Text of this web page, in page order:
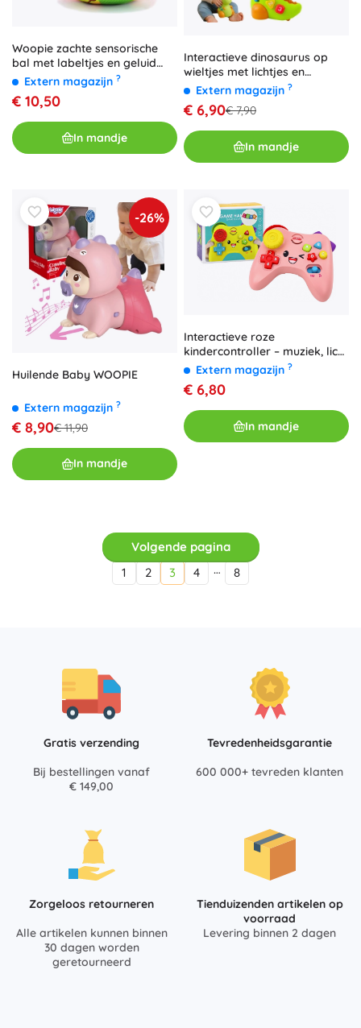
Woopie zachte sensorische
bal met labeltjes en geluid
voor baby’s
Extern magazijn ?
€ 10,50
In mandje
Interactieve dinosaurus op
wieltjes met lichtjes en
geluiden voor baby’s
Extern magazijn ?
€ 6,90€ 7,90
In mandje
-26%
Huilende Baby WOOPIE
Extern magazijn ?
€ 8,90€ 11,90
In mandje
Interactieve roze
kindercontroller – muziek, licht
en leren
Extern magazijn ?
€ 6,80
In mandje
Volgende pagina
1
2 3 4 … 8
Gratis verzending
Bij bestellingen vanaf
€ 149,00
Tevredenheidsgarantie
600 000+ tevreden klanten
Zorgeloos retourneren
Alle artikelen kunnen binnen
30 dagen worden
geretourneerd
Tienduizenden artikelen op
voorraad
Levering binnen 2 dagen